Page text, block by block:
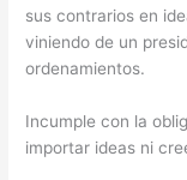
sus contrarios en
viniendo de un
ordenamientos.
Incumple con la
importar ideas ni